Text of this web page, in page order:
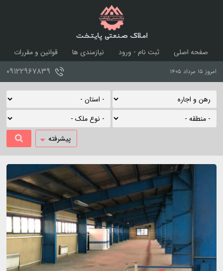
املاک صنعتی پایتخت
صفحه اصلی ثبت نام - ورود نیازمندی ها
قوانین و مقررات
امروز ۱۵ مرداد ۱۴۰۵ ۰۹۱۲۲۹۶۷۸۳۹
پیشرفته